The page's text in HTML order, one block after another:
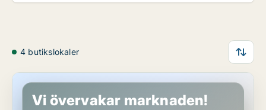
4 butikslokaler
Butikslokal i Vaggeryd
Vi övervakar marknaden!